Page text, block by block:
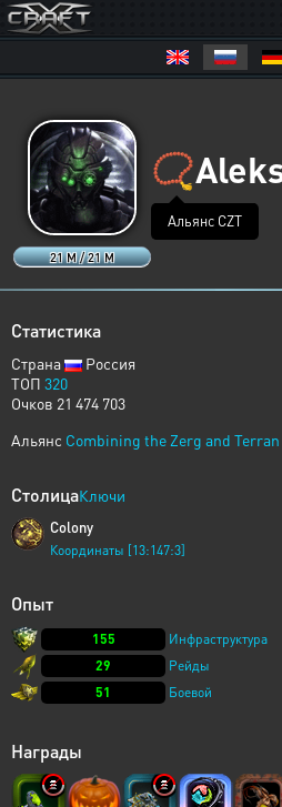
21 M / 21 M
📿
Альянс CZT
Статистика
Страна
Россия
ТОП 320
Очков 21 474 703
Альянс Combining the Zerg and Terran
СтолицаКлючи
Colony
Координаты [13:147:3]
Опыт
155
Инфраструктура
29
Рейды
51
Боевой
Награды